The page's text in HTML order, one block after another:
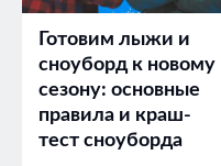
Готовим лыжи и
сноуборд к новому
сезону: основные
правила и краш-
тест сноуборда